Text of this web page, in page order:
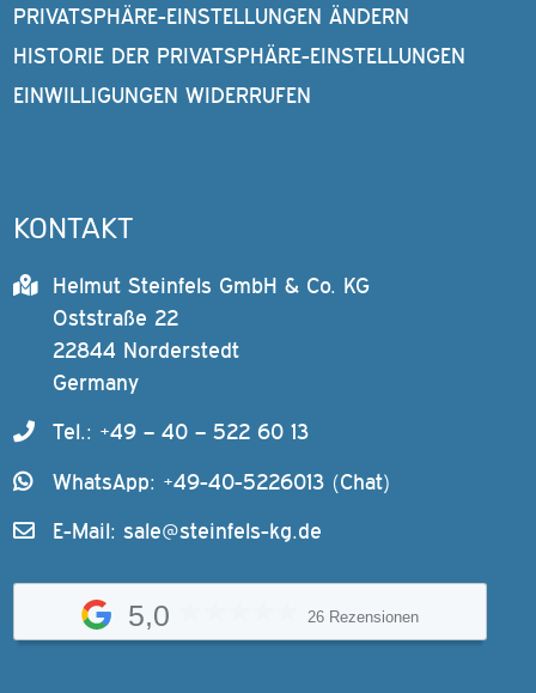
PRIVATSPHÄRE-EINSTELLUNGEN ÄNDERN
HISTORIE DER PRIVATSPHÄRE-EINSTELLUNGEN
EINWILLIGUNGEN WIDERRUFEN
KONTAKT
Helmut Steinfels GmbH & Co. KG
Oststraße 22
22844 Norderstedt
Germany
Tel.: +49 – 40 – 522 60 13
WhatsApp: +49-40-5226013 (Chat)
E-Mail: sale@steinfels-kg.de
5,0 26 Rezensionen